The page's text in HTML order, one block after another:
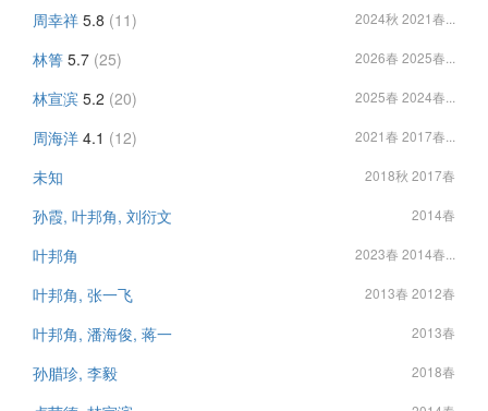
周幸祥 5.8 (11) 2024秋 2021春...
林箐 5.7 (25) 2026春 2025春...
林宣滨 5.2 (20) 2025春 2024春...
周海洋 4.1 (12) 2021春 2017春...
未知 2018秋 2017春
孙霞, 叶邦角, 刘衍文 2014春
叶邦角 2023春 2014春...
叶邦角, 张一飞 2013春 2012春
叶邦角, 潘海俊, 蒋一 2013春
孙腊珍, 李毅 2018春